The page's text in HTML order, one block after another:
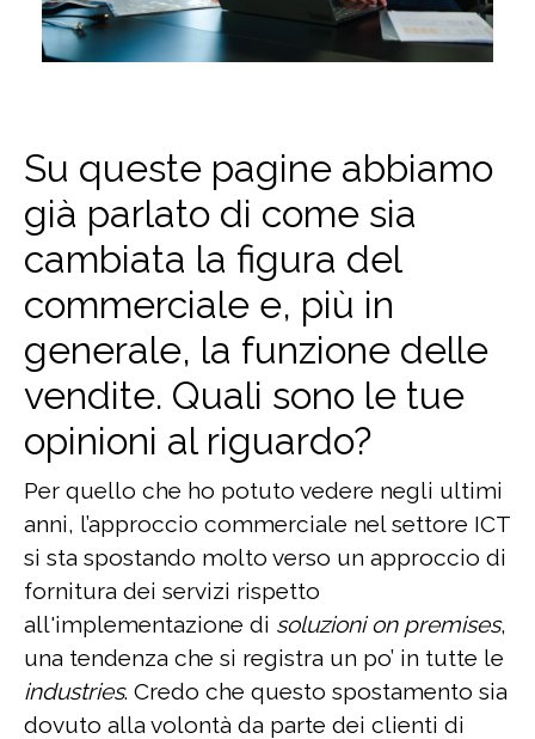
Su queste pagine abbiamo
già parlato di come sia
cambiata la figura del
commerciale e, più in
generale, la funzione delle
vendite. Quali sono le tue
opinioni al riguardo?
Per quello che ho potuto vedere negli ultimi
anni, l’approccio commerciale nel settore ICT
si sta spostando molto verso un approccio di
fornitura dei servizi rispetto
all'implementazione di soluzioni on premises,
una tendenza che si registra un po’ in tutte le
industries. Credo che questo spostamento sia
dovuto alla volontà da parte dei clienti di